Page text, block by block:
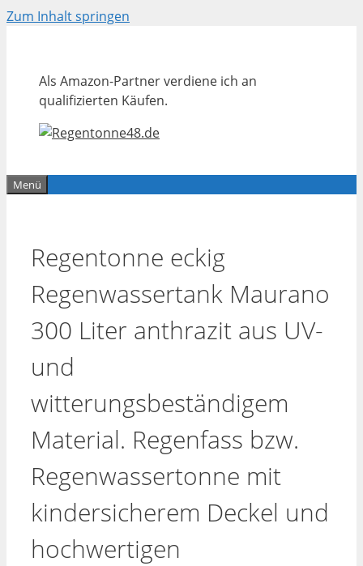
Zum Inhalt springen
Als Amazon-Partner verdiene ich an
qualifizierten Käufen.
Menü
Regentonne eckig
Regenwassertank Maurano
300 Liter anthrazit aus UV-
und
witterungsbeständigem
Material. Regenfass bzw.
Regenwassertonne mit
kindersicherem Deckel und
hochwertigen